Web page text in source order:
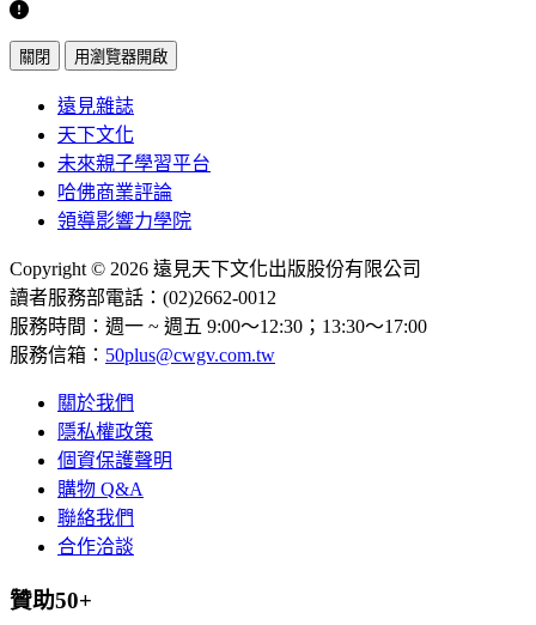
關閉 用瀏覽器開啟
遠見雜誌
天下文化
未來親子學習平台
哈佛商業評論
領導影響力學院
Copyright © 2026 遠見天下文化出版股份有限公司
讀者服務部電話：(02)2662-0012
服務時間：週一 ~ 週五 9:00～12:30；13:30～17:00
服務信箱： 50plus@cwgv.com.tw
關於我們
隱私權政策
個資保護聲明
購物 Q&A
聯絡我們
合作洽談
贊助50+